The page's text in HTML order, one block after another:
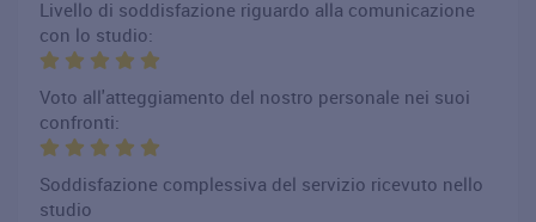
Livello di soddisfazione riguardo alla comunicazione
con lo studio:
Voto all'atteggiamento del nostro personale nei suoi
confronti:
Soddisfazione complessiva del servizio ricevuto nello
studio